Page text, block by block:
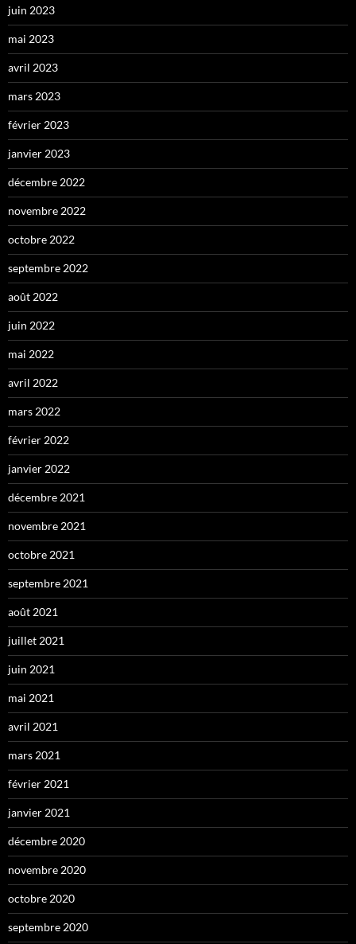
juin 2023
mai 2023
avril 2023
mars 2023
février 2023
janvier 2023
décembre 2022
novembre 2022
octobre 2022
septembre 2022
août 2022
juin 2022
mai 2022
avril 2022
mars 2022
février 2022
janvier 2022
décembre 2021
novembre 2021
octobre 2021
septembre 2021
août 2021
juillet 2021
juin 2021
mai 2021
avril 2021
mars 2021
février 2021
janvier 2021
décembre 2020
novembre 2020
octobre 2020
septembre 2020